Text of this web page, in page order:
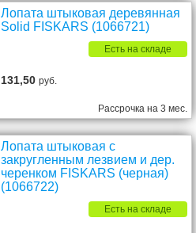
Лопата штыковая деревянная
Solid FISKARS (1066721)
Есть на складе
131,50руб.
Рассрочка на 3 мес.
Лопата штыковая с
закругленным лезвием и дер.
черенком FISKARS (черная)
(1066722)
Есть на складе